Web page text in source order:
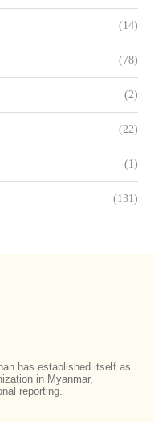
(14)
(78)
(2)
(22)
(1)
(131)
has established itself as
in Myanmar,
reporting.